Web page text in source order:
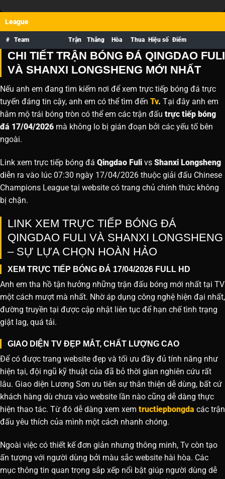
League
# Team Trận Thắng Hòa Thua Hiệu số Điểm
CHI TIẾT TRẬN BÓNG ĐÁ QINGDAO FULI
VÀ SHANXI LONGSHENG MỚI NHẤT
Nếu anh em đang tìm kiếm nơi để xem trực tiếp bóng đá trực
tuyến đáng tin cậy, anh em có thể tìm đến Tv. Tại đây anh em
hâm mộ trái bóng tròn có thể em các trận đấu trực tiếp bóng
đá 17/04/2026 mà không lo bị gián đoạn bởi các yếu tố bên
ngoài.
Link xem trực tiếp bóng đá Qingdao Fuli vs Shanxi Longsheng
diễn ra vào lúc 07:30 ngày 17/04/2026 thuộc giải đấu Chinese
Champions League tại website có trang chủ chính thức không
bị chặn.
LINK XEM TRỰC TIẾP BÓNG ĐÁ
QINGDAO FULI VÀ SHANXI LONGSHENG
– SỰ LỰA CHỌN HOÀN HẢO
XEM TRỰC TIẾP BÓNG ĐÁ 17/04/2026 FULL HD
Anh em tha hồ tận hưởng những trận đấu bóng mới nhất tại TV
một cách mượt mà nhất. Nhờ áp dụng công nghệ hiện đại nhất,
đường truyền tại được cập nhật liên tục để hạn chế tình trạng
giật lag, quá tải.
GIAO DIỆN TV ĐẸP MẮT, CHẤT LƯỢNG CAO
Để có được trang website đẹp và tối ưu đầy đủ tính năng như
hiện tại, đội ngũ kỹ thuật của đã bỏ thời gian nghiên cứu rất
lâu. Giao diện Lương Sơn ưu tiên sự thân thiện dễ dùng, bất cứ
khách hàng dù chưa vào website lần nào cũng dễ dàng thực
hiện thao tác. Từ đó dễ dàng xem xem tructiepbongda các trận
đấu yêu thích của mình một cách nhanh chóng.
Ngoài việc có thiết kế đơn giản nhưng thông minh, Tv còn tạo
ấn tượng với người dùng bởi màu sắc website hài hòa. Các
mục thông tin quan trọng sắp xếp nổi bật giúp người dùng dễ